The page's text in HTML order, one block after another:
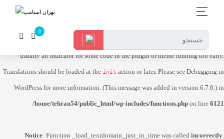
Translation loading for the dokan-lite domain was triggered too early. This is
usually an indicator for some code in the plugin or theme running too early.
Translations should be loaded at the init action or later. Please see Debugging in
WordPress for more information. (This message was added in version 6.7.0.) in
/home/tehran54/public_html/wp-includes/functions.php on line 6121
Notice: Function _load_textdomain_just_in_time was called incorrectly.